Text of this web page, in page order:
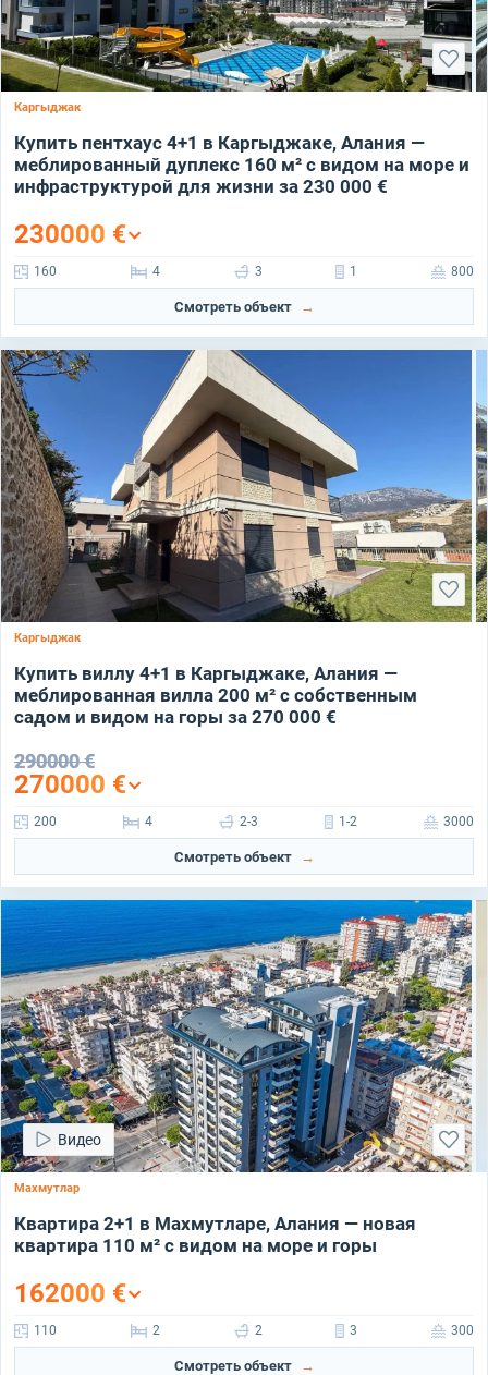
Каргыджак
Купить пентхаус 4+1 в Каргыджаке, Алания —
меблированный дуплекс 160 м² с видом на море и
инфраструктурой для жизни за 230 000 €
230000 €
160 4 3 1 800
Смотреть объект
Каргыджак
Купить виллу 4+1 в Каргыджаке, Алания —
меблированная вилла 200 м² с собственным
садом и видом на горы за 270 000 €
290000 €
270000 €
200 4 2-3 1-2 3000
Смотреть объект
Видео
Махмутлар
Квартира 2+1 в Махмутларе, Алания — новая
квартира 110 м² с видом на море и горы
162000 €
110 2 2 3 300
Смотреть объект